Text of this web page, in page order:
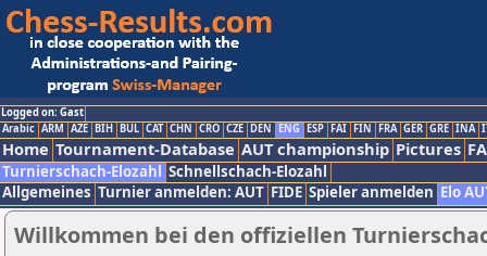
Logged on: Gast
Arabic ARM AZE BIH BUL CAT CHN CRO CZE DEN ENG ESP FAI FIN FRA GER GRE INA
Home Tournament-Database AUT championship Pictures
Turnierschach-Elozahl Schnellschach-Elozahl
Allgemeines Turnier anmelden: AUT FIDE Spieler anmelden Elo
Willkommen bei den offiziellen